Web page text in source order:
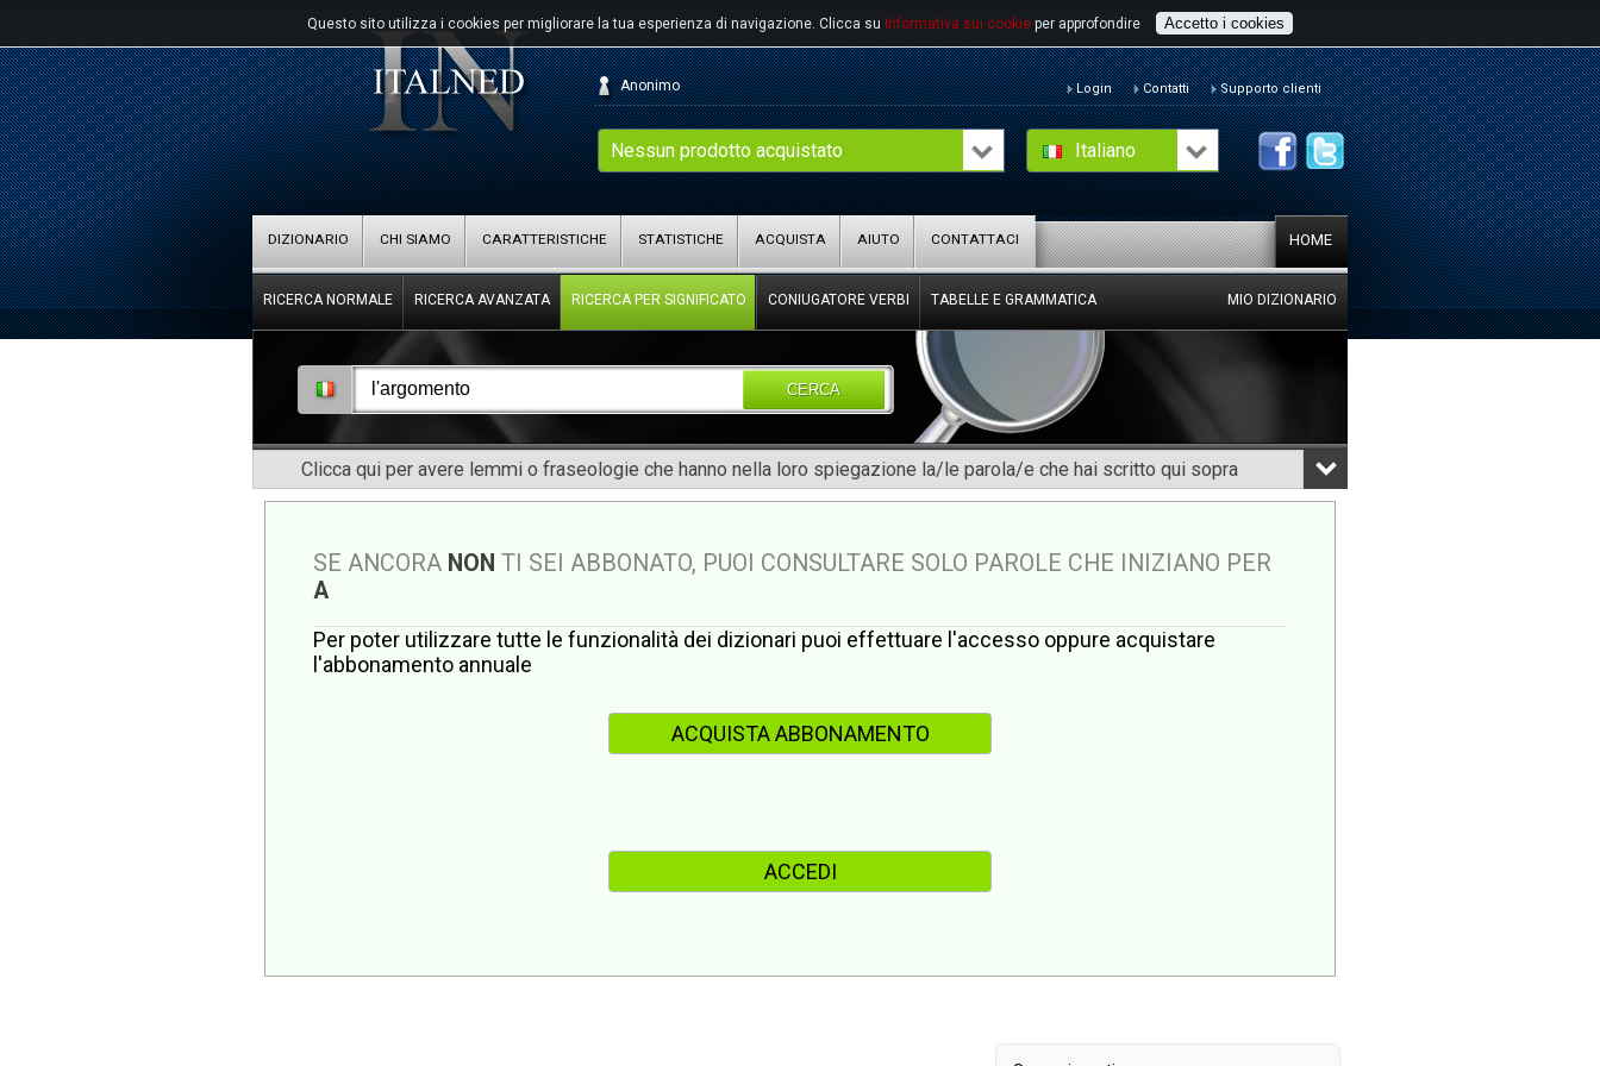
Questo sito utilizza i cookies per migliorare la tua esperienza di navigazione. Clicca su Informativa sui cookie per approfondire Accetto i cookies
Italiano
Nessun prodotto acquistato
Anonimo Login Contatti Supporto clienti
HOME
DIZIONARIO CHI SIAMO CARATTERISTICHE STATISTICHE ACQUISTA AIUTO CONTATTACI
RICERCA NORMALE RICERCA AVANZATA RICERCA PER SIGNIFICATO CONIUGATORE VERBI TABELLE E GRAMMATICA MIO DIZIONARIO
CERCA
Clicca qui per avere lemmi o fraseologie che hanno nella loro spiegazione la/le parola/e che hai scritto qui sopra
SE ANCORA NON TI SEI ABBONATO, PUOI CONSULTARE SOLO PAROLE CHE INIZIANO PER
A
Per poter utilizzare tutte le funzionalità dei dizionari puoi effettuare l'accesso oppure acquistare
l'abbonamento annuale
ACQUISTA ABBONAMENTO
ACCEDI